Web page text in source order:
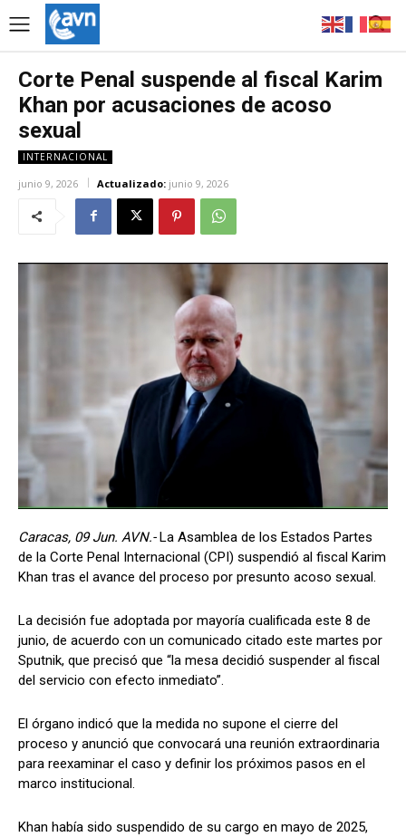
Corte Penal suspende al fiscal Karim
Khan por acusaciones de acoso
sexual
INTERNACIONAL
junio 9, 2026 Actualizado: junio 9, 2026
Caracas, 09 Jun. AVN.-La Asamblea de los Estados Partes
de la Corte Penal Internacional (CPI) suspendió al fiscal Karim
Khan tras el avance del proceso por presunto acoso sexual.
La decisión fue adoptada por mayoría cualificada este 8 de
junio, de acuerdo con un comunicado citado este martes por
Sputnik, que precisó que “la mesa decidió suspender al fiscal
del servicio con efecto inmediato”.
El órgano indicó que la medida no supone el cierre del
proceso y anunció que convocará una reunión extraordinaria
para reexaminar el caso y definir los próximos pasos en el
marco institucional.
Khan había sido suspendido de su cargo en mayo de 2025,